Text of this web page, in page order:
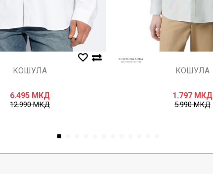
КОШУЛА
6.495 МКД
12.990МКД
КОШУЛА
1.797 МКД
5.990МКД
1